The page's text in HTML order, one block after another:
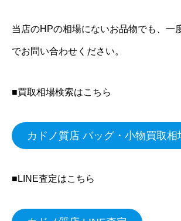
当店のHPの相場にないお品物でも、一
でお問い合わせください。
■買取相場検索はこちら
カドノ質店 バッグ・小物買取相
■LINE査定はこちら